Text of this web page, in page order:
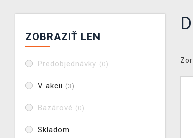
ZOBRAZIŤ LEN
Predobjednávky (0)
V akcii (3)
Bazárové (0)
Skladom